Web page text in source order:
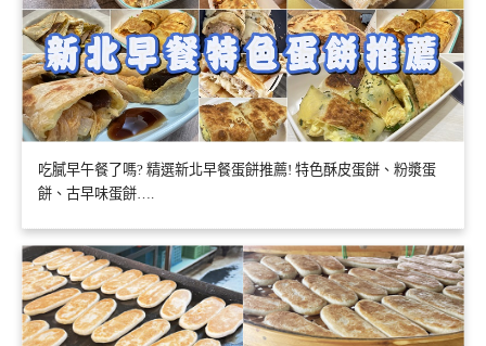
吃膩早午餐了嗎? 精選新北早餐蛋餅推薦! 特色酥皮蛋餅、粉漿蛋
餅、古早味蛋餅….